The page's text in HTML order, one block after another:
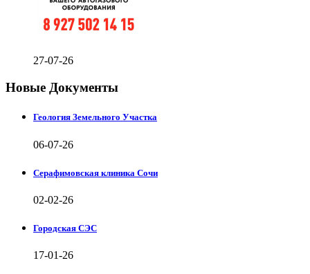
27-07-26
Новые Документы
Геология Земельного Участка
06-07-26
Серафимовская клиника Сочи
02-02-26
Городская СЭС
17-01-26